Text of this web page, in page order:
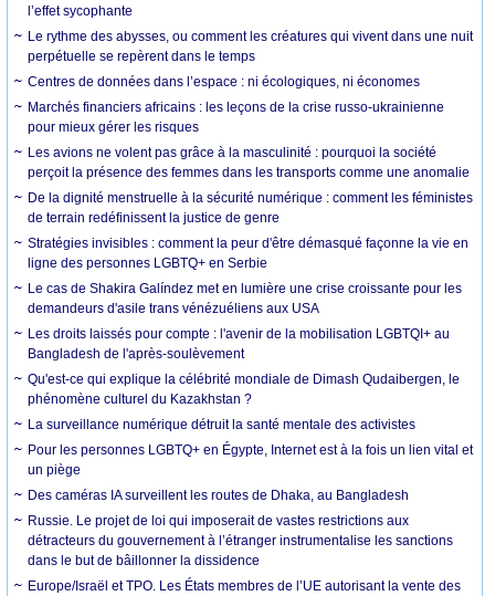
l’effet sycophante
Le rythme des abysses, ou comment les créatures qui vivent dans une nuit
perpétuelle se repèrent dans le temps
Centres de données dans l’espace : ni écologiques, ni économes
Marchés financiers africains : les leçons de la crise russo-ukrainienne
pour mieux gérer les risques
Les avions ne volent pas grâce à la masculinité : pourquoi la société
perçoit la présence des femmes dans les transports comme une anomalie
De la dignité menstruelle à la sécurité numérique : comment les féministes
de terrain redéfinissent la justice de genre
Stratégies invisibles : comment la peur d'être démasqué façonne la vie en
ligne des personnes LGBTQ+ en Serbie
Le cas de Shakira Galíndez met en lumière une crise croissante pour les
demandeurs d'asile trans vénézuéliens aux USA
Les droits laissés pour compte : l'avenir de la mobilisation LGBTQI+ au
Bangladesh de l'après-soulèvement
Qu'est-ce qui explique la célébrité mondiale de Dimash Qudaibergen, le
phénomène culturel du Kazakhstan ?
La surveillance numérique détruit la santé mentale des activistes
Pour les personnes LGBTQ+ en Égypte, Internet est à la fois un lien vital et
un piège
Des caméras IA surveillent les routes de Dhaka, au Bangladesh
Russie. Le projet de loi qui imposerait de vastes restrictions aux
détracteurs du gouvernement à l’étranger instrumentalise les sanctions
dans le but de bâillonner la dissidence
Europe/Israël et TPO. Les États membres de l’UE autorisant la vente des